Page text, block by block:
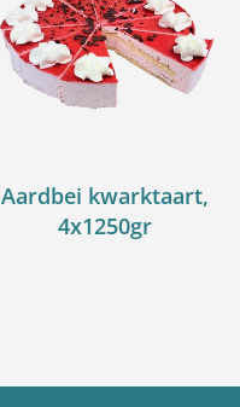
Aardbei kwarktaart,
4x1250gr